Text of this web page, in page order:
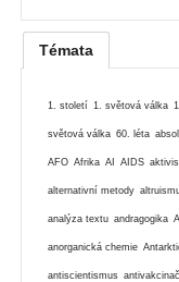
Témata
1. století 1. světová válka
světová válka 60. léta
AFO Afrika AI AIDS
alternativní metody
analýza textu andragogika
anorganická chemie
antiscientismus